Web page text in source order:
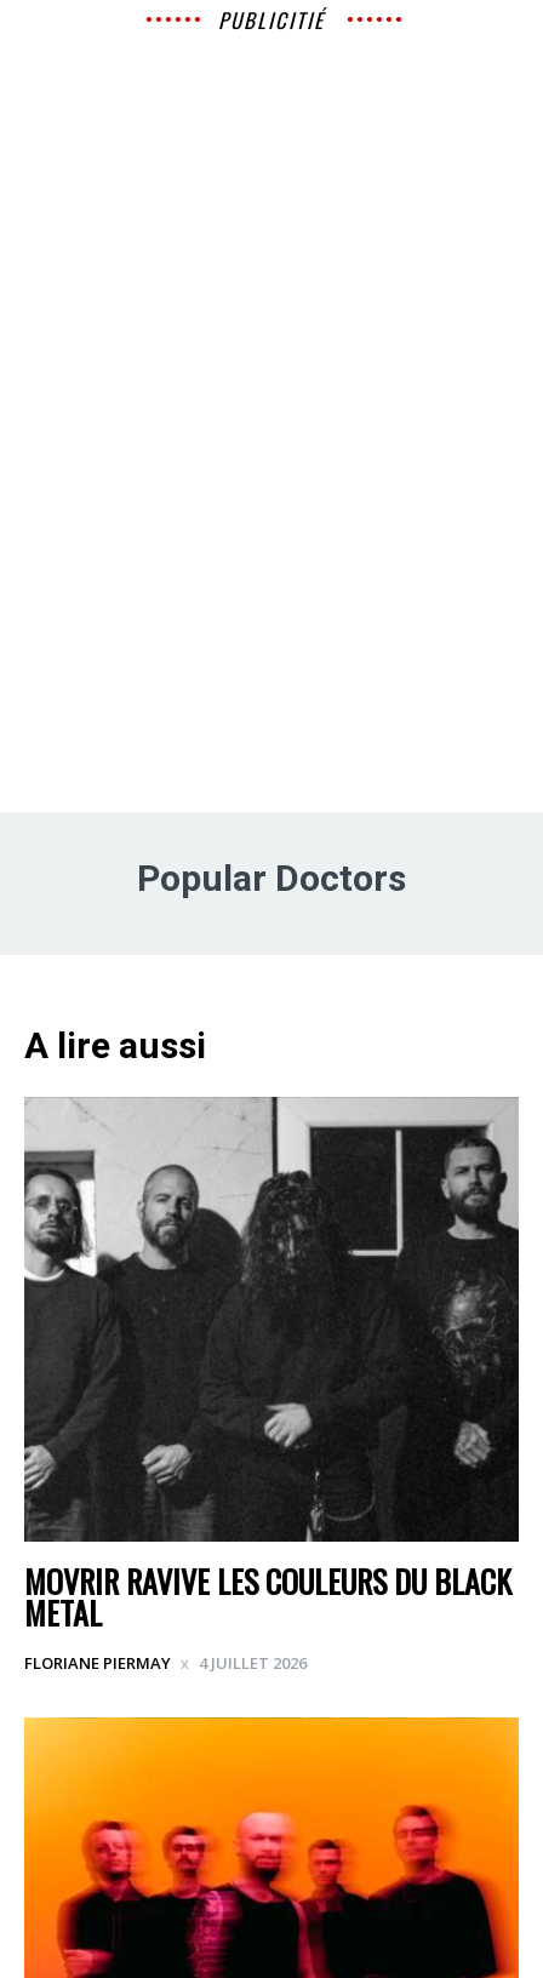
PUBLICITIÉ
Popular Doctors
A lire aussi
MOVRIR RAVIVE LES COULEURS DU BLACK
METAL
FLORIANE PIERMAY 4 JUILLET 2026